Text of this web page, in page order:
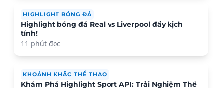
HIGHLIGHT BÓNG ĐÁ
Highlight bóng đá Real vs Liverpool đầy kịch
tính!
11 phút đọc
KHOẢNH KHẮC THỂ THAO
Khám Phá Highlight Sport API: Trải Nghiệm Thể